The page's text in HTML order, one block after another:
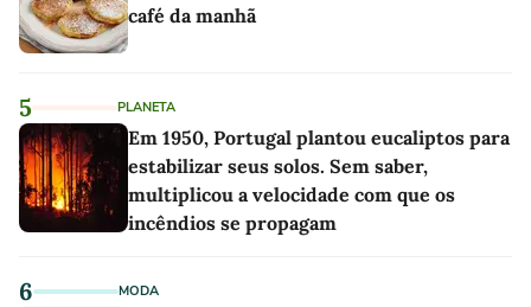
café da manhã
5 PLANETA
Em 1950, Portugal plantou eucaliptos para
estabilizar seus solos. Sem saber,
multiplicou a velocidade com que os
incêndios se propagam
6 MODA